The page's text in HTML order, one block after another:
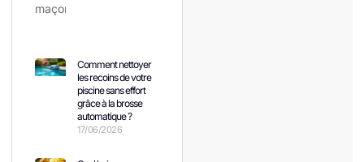
Comment nettoyer
les recoins de votre
piscine sans effort
grâce à la brosse
automatique ?
17/06/2026